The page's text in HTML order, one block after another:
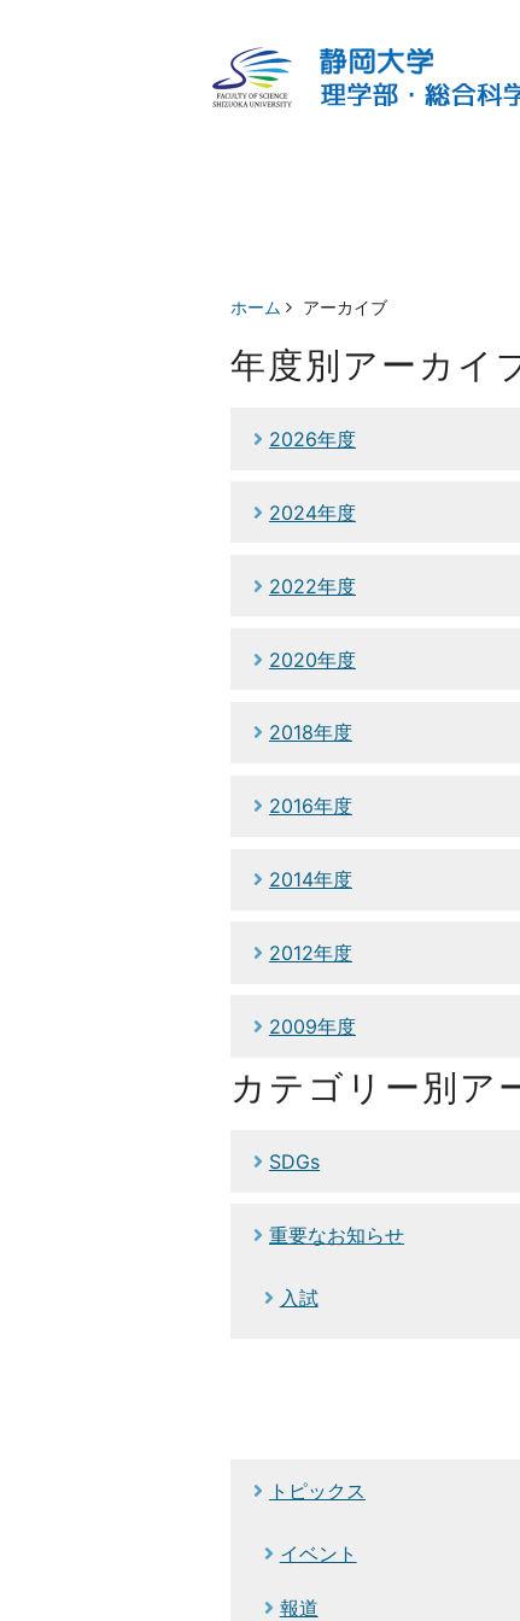
ホーム アーカイブ
年度別アーカイ
2026年度
2024年度
2022年度
2020年度
2018年度
2016年度
2014年度
2012年度
2009年度
カテゴリー別ア
SDGs
重要なお知らせ
入試
トピックス
イベント
報道